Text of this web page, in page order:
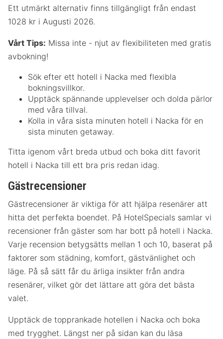
Ett utmärkt alternativ finns tillgängligt från endast
1028 kr i Augusti 2026.
Vårt Tips: Missa inte - njut av flexibiliteten med gratis
avbokning!
Sök efter ett hotell i Nacka med flexibla
bokningsvillkor.
Upptäck spännande upplevelser och dolda pärlor
med våra tillval.
Kolla in våra sista minuten hotell i Nacka för en
sista minuten getaway.
Titta igenom vårt breda utbud och boka ditt favorit
hotell i Nacka till ett bra pris redan idag.
Gästrecensioner
Gästrecensioner är viktiga för att hjälpa resenärer att
hitta det perfekta boendet. På HotelSpecials samlar vi
recensioner från gäster som har bott på hotell i Nacka.
Varje recension betygsätts mellan 1 och 10, baserat på
faktorer som städning, komfort, gästvänlighet och
läge. På så sätt får du ärliga insikter från andra
resenärer, vilket gör det lättare att göra det bästa
valet.
Upptäck de topprankade hotellen i Nacka och boka
med trygghet. Längst ner på sidan kan du läsa